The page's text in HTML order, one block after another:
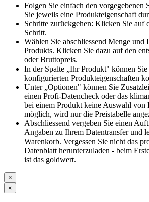
Folgen Sie einfach den vorgegebenen
Sie jeweils eine Produkteigenschaft
Schritte zurückgehen: Klicken Sie auf
Schritt.
Wählen Sie abschliessend Menge und
Produkts. Klicken Sie dazu auf den
oder Bruttopreis.
In der Spalte „Ihr Produkt" können
konfigurierten Produkteigenschaften
Unter „Optionen" können Sie
einen Profi-Datencheck oder das
bei einem Produkt keine Auswahl von
möglich, wird nur die Preistabelle
Abschliessend vergeben Sie einen
Angaben zu Ihrem Datentransfer und
Warenkorb. Vergessen Sie nicht das
Datenblatt herunterzuladen - beim
ist das goldwert.
×
×